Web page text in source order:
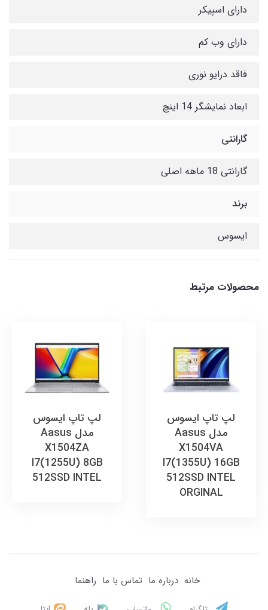
دارای اسپیکر
دارای وب‌ کم
فاقد درایو نوری
ابعاد نمایشگر 14 اینچ
گارانتی
گارانتی 18 ماهه اصلی
برند
ایسوس
محصولات مرتبط
لپ تاپ ایسوس
مدل Aasus
X1504VA
I7(1355U) 16GB
512SSD INTEL
ORGINAL
لپ تاپ ایسوس
مدل Aasus
X1504ZA
I7(1255U) 8GB
512SSD INTEL
خانه درباره ما تماس با ما راهنما